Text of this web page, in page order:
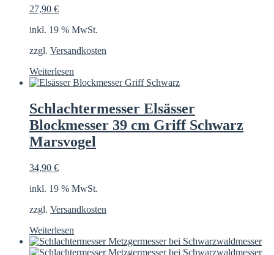
27,90 €
inkl. 19 % MwSt.
zzgl. Versandkosten
Weiterlesen
Schlachtermesser Elsässer
Blockmesser 39 cm Griff Schwarz
Marsvogel
34,90 €
inkl. 19 % MwSt.
zzgl. Versandkosten
Weiterlesen